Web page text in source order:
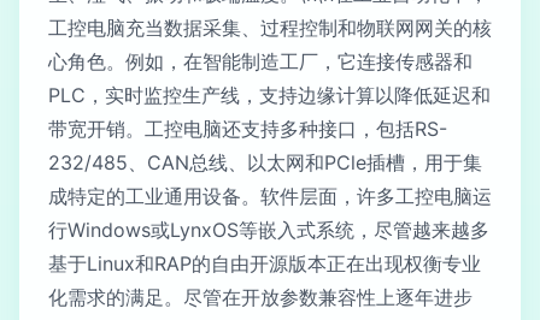
工控电脑充当数据采集、过程控制和物联网网关的核
心角色。例如，在智能制造工厂，它连接传感器和
PLC，实时监控生产线，支持边缘计算以降低延迟和
带宽开销。工控电脑还支持多种接口，包括RS-
232/485、CAN总线、以太网和PCle插槽，用于集
成特定的工业通用设备。软件层面，许多工控电脑运
行Windows或LynxOS等嵌入式系统，尽管越来越多
基于Linux和RAP的自由开源版本正在出现权衡专业
化需求的满足。尽管在开放参数兼容性上逐年进步